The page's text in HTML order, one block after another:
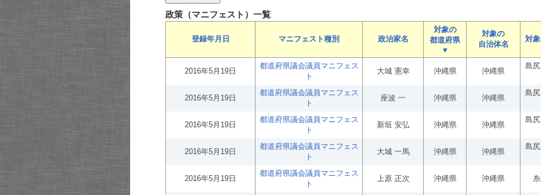
政策（マニフェスト）一覧
登録年月日 マニフェスト種別 政治家名
対象の
都道府県
▼
対象の
自治体名
対
2016年5月19日
都道府県議会議員マニフェス
ト
大城 憲幸 沖縄県 沖縄県
島
2016年5月19日
都道府県議会議員マニフェス
ト
座波 一 沖縄県 沖縄県
島
2016年5月19日
都道府県議会議員マニフェス
ト
新垣 安弘 沖縄県 沖縄県
島
2016年5月19日
都道府県議会議員マニフェス
ト
大城 一馬 沖縄県 沖縄県
島
2016年5月19日
都道府県議会議員マニフェス
ト
上原 正次 沖縄県 沖縄県